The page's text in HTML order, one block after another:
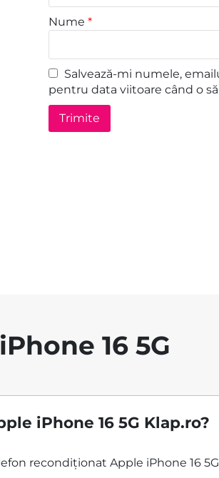
Nume *
Salvează-mi numele,
pentru data viitoare când o
16 5G
iPhone 16 5G Klap.ro?
recondiționat Apple iPhone 16